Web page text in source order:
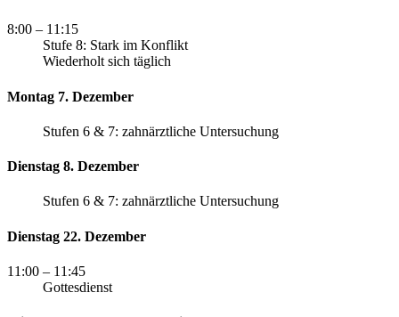
8:00 – 11:15
Stufe 8: Stark im Konflikt
Wiederholt sich täglich
Montag 7. Dezember
Stufen 6 & 7: zahnärztliche Untersuchung
Dienstag 8. Dezember
Stufen 6 & 7: zahnärztliche Untersuchung
Dienstag 22. Dezember
11:00 – 11:45
Gottesdienst